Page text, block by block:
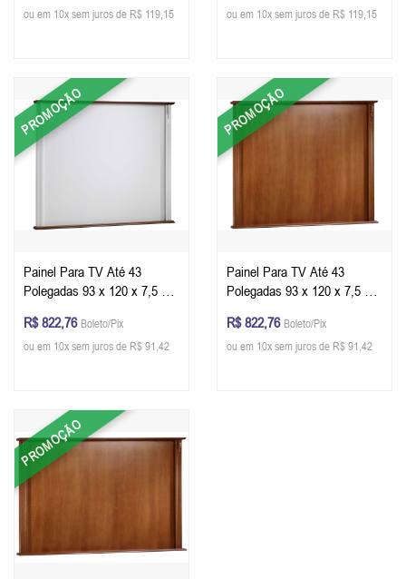
ou em 10x sem juros de R$ 119,15
ou em 10x sem juros de R$ 119,15
PROMOÇÃO
Painel Para TV Até 43
Polegadas 93 x 120 x 7,5 cm
Imbuia Glazer
R$ 822,76 Boleto/Pix
ou em 10x sem juros de R$ 91,42
PROMOÇÃO
Painel Para TV Até 43
Polegadas 93 x 120 x 7,5 cm
Glazer
R$ 822,76 Boleto/Pix
ou em 10x sem juros de R$ 91,42
PROMOÇÃO